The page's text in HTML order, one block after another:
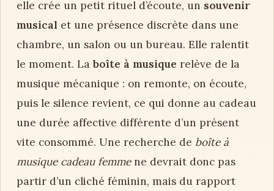
elle crée un petit rituel d’écoute, un souvenir
musical et une présence discrète dans une
chambre, un salon ou un bureau. Elle ralentit
le moment. Laboîte à musique relève de la
musique mécanique : on remonte, on écoute,
puis le silence revient, ce qui donne au cadeau
une durée affective différente d’un présent
vite consommé. Une recherche de boîte à
musique cadeau femmene devrait donc pas
partir d’un cliché féminin, mais du rapport